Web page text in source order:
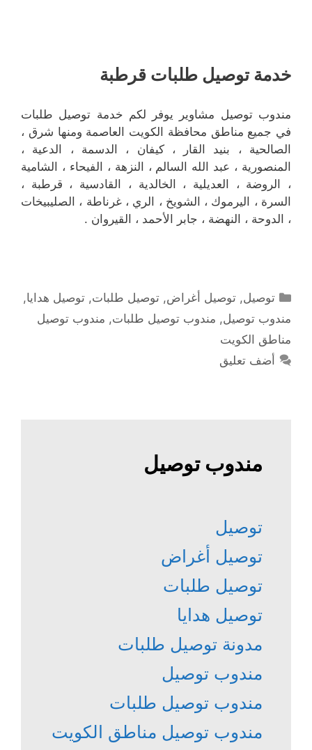
خدمة توصيل طلبات قرطبة
مندوب توصيل مشاوير يوفر لكم خدمة توصيل طلبات
في جميع مناطق محافظة الكويت العاصمة ومنها شرق ،
الصالحية ، بنيد القار ، كيفان ، الدسمة ، الدعية ،
المنصورية ، عبد الله السالم ، النزهة ، الفيحاء ، الشامية
، الروضة ، العديلية ، الخالدية ، القادسية ، قرطبة ،
السرة ، اليرموك ، الشويخ ، الري ، غرناطة ، الصليبيخات
، الدوحة ، النهضة ، جابر الأحمد ، القيروان .
التصنيفات
توصيل,توصيل أغراض,توصيل طلبات,توصيل هدايا,
مندوب توصيل, مندوب توصيل طلبات, مندوب توصيل
مناطق الكويت
أضف تعليق
مندوب توصيل
توصيل
توصيل أغراض
توصيل طلبات
توصيل هدايا
مدونة توصيل طلبات
مندوب توصيل
مندوب توصيل طلبات
مندوب توصيل مناطق الكويت